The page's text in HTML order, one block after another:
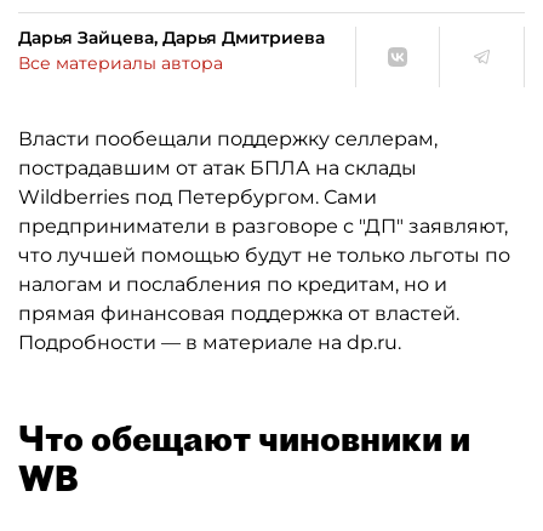
Дарья Зайцева, Дарья Дмитриева
Все материалы автора
Власти пообещали поддержку селлерам,
пострадавшим от атак БПЛА на склады
Wildberries под Петербургом. Сами
предприниматели в разговоре с "ДП" заявляют,
что лучшей помощью будут не только льготы по
налогам и послабления по кредитам, но и
прямая финансовая поддержка от властей.
Подробности — в материале на dp.ru.
Что обещают чиновники и
WB